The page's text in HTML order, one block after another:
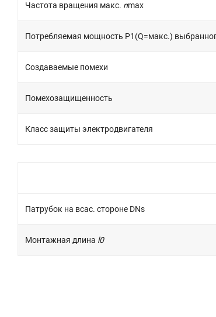
Частота вращения макс. nmax
Потребляемая мощность P1(Q=макс.)
Создаваемые помехи
Помехозащищенность
Класс защиты электродвигателя
Патрубок на всас. стороне DNs
Монтажная длина l0